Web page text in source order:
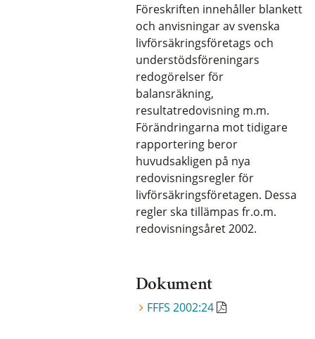
Föreskriften innehåller blankett
och anvisningar av svenska
livförsäkringsföretags och
understödsföreningars
redogörelser för
balansräkning,
resultatredovisning m.m.
Förändringarna mot tidigare
rapportering beror
huvudsakligen på nya
redovisningsregler för
livförsäkringsföretagen. Dessa
regler ska tillämpas fr.o.m.
redovisningsåret 2002.
Dokument
FFFS 2002:24